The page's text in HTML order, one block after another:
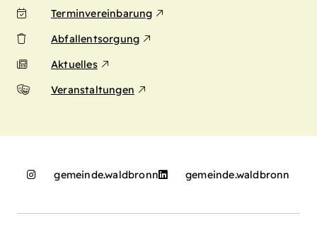
Terminvereinbarung
Abfallentsorgung
Aktuelles
Veranstaltungen
gemeinde.waldbronn gemeinde.waldbronn